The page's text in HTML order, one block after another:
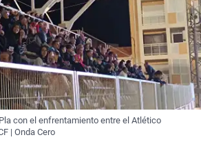
con el enfrentamiento entre el Atlético
| Onda Cero